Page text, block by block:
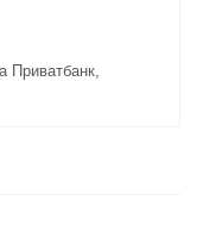
Приватбанк,